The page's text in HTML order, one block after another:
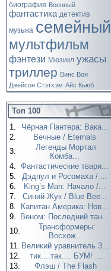
биография Военный
фантастика детектив
музыка семейный
мультфильм
фэнтези Мюзикл ужасы
триллер Винс Вон
Джейсон Стэтхэм Айс Кьюб
Топ 100
1.
Чёрная Пантера: Вака...
2.
Вечные / Eternals
3.
Легенды Мортал
Комба...
4. Фантастические твари...
5.
Дэдпул и Росомаха / ...
6.
King’s Man: Начало /...
7.
Синий Жук / Blue Bee...
8.
Капитан Америка: Нов...
9.
Веном: Последний тан...
10.
Трансформеры:
Восхож...
11. Великий уравнитель 3...
12.
тик....так.... БУМ! ...
13.
Флэш / The Flash